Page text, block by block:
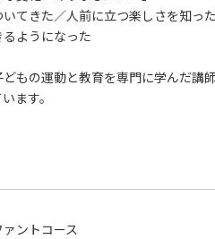
てきた／人前に立つ楽しさを知っ
ようになった
もの運動と教育を専門に学んだ
ます。
ントコース